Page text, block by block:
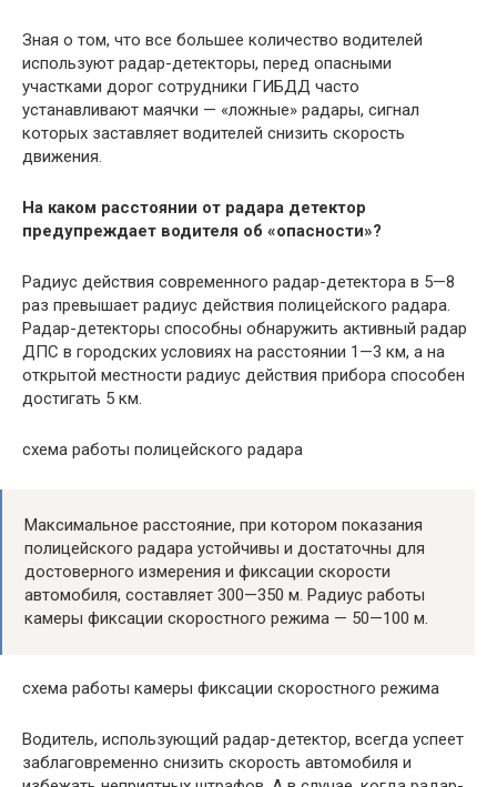
Зная о том, что все большее количество водителей
используют радар-детекторы, перед опасными
участками дорог сотрудники ГИБДД часто
устанавливают маячки — «ложные» радары, сигнал
которых заставляет водителей снизить скорость
движения.
На каком расстоянии от радара детектор
предупреждает водителя об «опасности»?
Радиус действия современного радар-детектора в 5—8
раз превышает радиус действия полицейского радара.
Радар-детекторы способны обнаружить активный радар
ДПС в городских условиях на расстоянии 1—3 км, а на
открытой местности радиус действия прибора способен
достигать 5 км.
схема работы полицейского радара
Максимальное расстояние, при котором показания
полицейского радара устойчивы и достаточны для
достоверного измерения и фиксации скорости
автомобиля, составляет 300—350 м. Радиус работы
камеры фиксации скоростного режима — 50—100 м.
схема работы камеры фиксации скоростного режима
Водитель, использующий радар-детектор, всегда успеет
заблаговременно снизить скорость автомобиля и